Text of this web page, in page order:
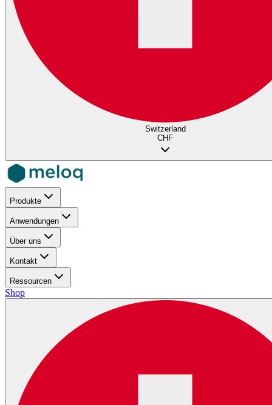
Switzerland
CHF
Produkte
Anwendungen
Über uns
Kontakt
Ressourcen
Shop